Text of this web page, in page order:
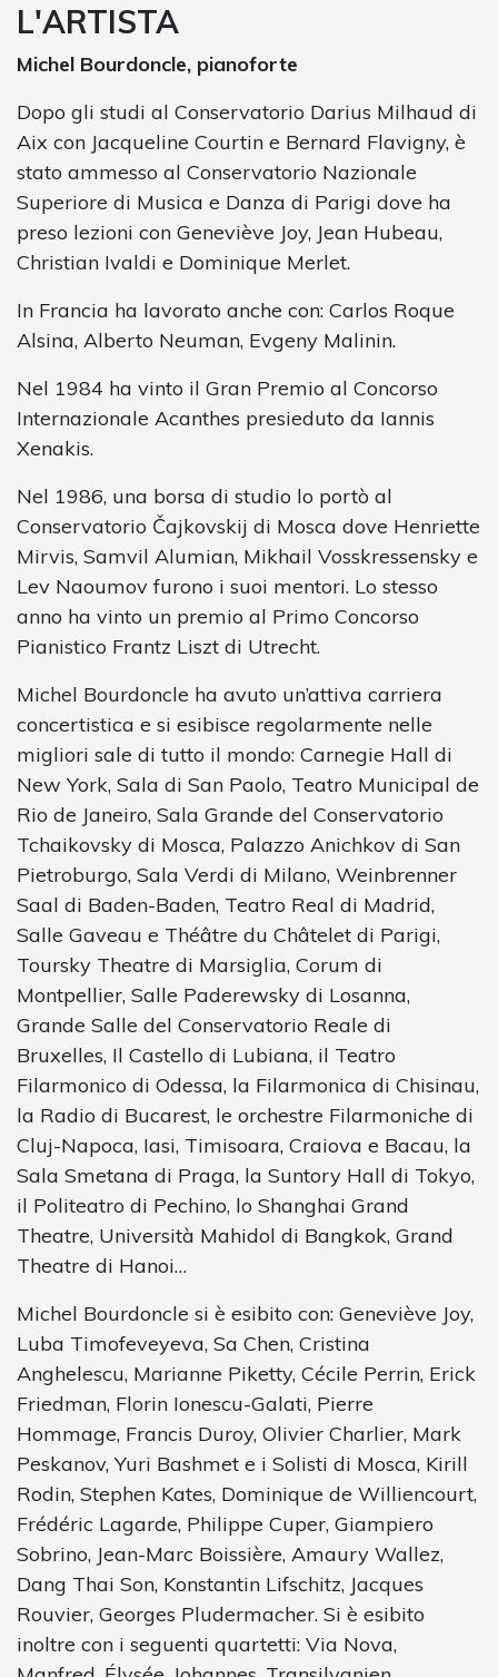
L'ARTISTA
Michel Bourdoncle, pianoforte
Dopo gli studi al Conservatorio Darius Milhaud di
Aix con Jacqueline Courtin e Bernard Flavigny, è
stato ammesso al Conservatorio Nazionale
Superiore di Musica e Danza di Parigi dove ha
preso lezioni con Geneviève Joy, Jean Hubeau,
Christian Ivaldi e Dominique Merlet.
In Francia ha lavorato anche con: Carlos Roque
Alsina, Alberto Neuman, Evgeny Malinin.
Nel 1984 ha vinto il Gran Premio al Concorso
Internazionale Acanthes presieduto da Iannis
Xenakis.
Nel 1986, una borsa di studio lo portò al
Conservatorio Čajkovskij di Mosca dove Henriette
Mirvis, Samvil Alumian, Mikhail Vosskressensky e
Lev Naoumov furono i suoi mentori. Lo stesso
anno ha vinto un premio al Primo Concorso
Pianistico Frantz Liszt di Utrecht.
Michel Bourdoncle ha avuto un’attiva carriera
concertistica e si esibisce regolarmente nelle
migliori sale di tutto il mondo: Carnegie Hall di
New York, Sala di San Paolo, Teatro Municipal de
Rio de Janeiro, Sala Grande del Conservatorio
Tchaikovsky di Mosca, Palazzo Anichkov di San
Pietroburgo, Sala Verdi di Milano, Weinbrenner
Saal di Baden-Baden, Teatro Real di Madrid,
Salle Gaveau e Théâtre du Châtelet di Parigi,
Toursky Theatre di Marsiglia, Corum di
Montpellier, Salle Paderewsky di Losanna,
Grande Salle del Conservatorio Reale di
Bruxelles, Il Castello di Lubiana, il Teatro
Filarmonico di Odessa, la Filarmonica di Chisinau,
la Radio di Bucarest, le orchestre Filarmoniche di
Cluj-Napoca, Iasi, Timisoara, Craiova e Bacau, la
Sala Smetana di Praga, la Suntory Hall di Tokyo,
il Politeatro di Pechino, lo Shanghai Grand
Theatre, Università Mahidol di Bangkok, Grand
Theatre di Hanoi…
Michel Bourdoncle si è esibito con: Geneviève Joy,
Luba Timofeveyeva, Sa Chen, Cristina
Anghelescu, Marianne Piketty, Cécile Perrin, Erick
Friedman, Florin Ionescu-Galati, Pierre
Hommage, Francis Duroy, Olivier Charlier, Mark
Peskanov, Yuri Bashmet e i Solisti di Mosca, Kirill
Rodin, Stephen Kates, Dominique de Williencourt,
Frédéric Lagarde, Philippe Cuper, Giampiero
Sobrino, Jean-Marc Boissière, Amaury Wallez,
Dang Thai Son, Konstantin Lifschitz, Jacques
Rouvier, Georges Pludermacher. Si è esibito
inoltre con i seguenti quartetti: Via Nova,